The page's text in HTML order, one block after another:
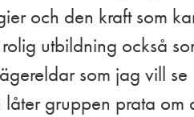
och den kraft som
utbildning också
som jag vill se
gruppen prata om